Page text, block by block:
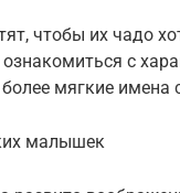
чтобы их чадо
с
мягкие
малышек